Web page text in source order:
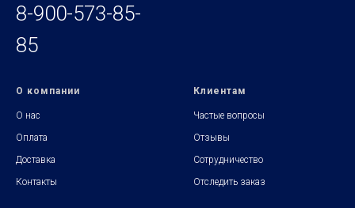
8-900-573-85-
85
О компании
О нас
Оплата
Доставка
Контакты
Клиентам
Частые вопросы
Отзывы
Сотрудничество
Отследить заказ